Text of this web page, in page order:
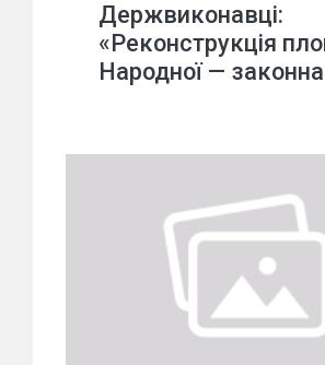
Держвиконавці:
«Реконструкція
Народної —